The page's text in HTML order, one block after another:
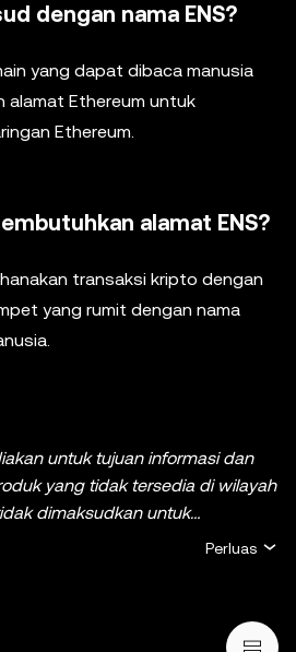
dengan nama ENS?
yang dapat dibaca manusia
alamat Ethereum untuk
Ethereum.
alamat ENS?
transaksi kripto dengan
yang rumit dengan nama
untuk tujuan informasi dan
yang tidak tersedia di wilayah
dimaksudkan untuk
rekomendasi investasi; (ii)
pajak. Kepemilikan kripto/aset
Perluas